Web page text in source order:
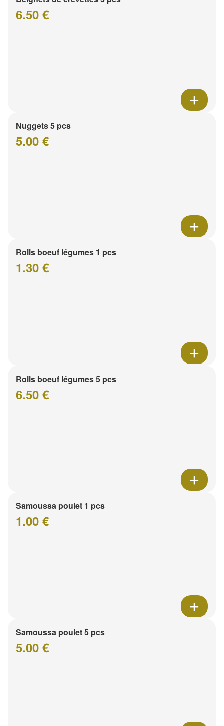
6.50 €
Nuggets 5 pcs
5.00 €
Rolls boeuf légumes 1 pcs
1.30 €
Rolls boeuf légumes 5 pcs
6.50 €
Samoussa poulet 1 pcs
1.00 €
Samoussa poulet 5 pcs
5.00 €